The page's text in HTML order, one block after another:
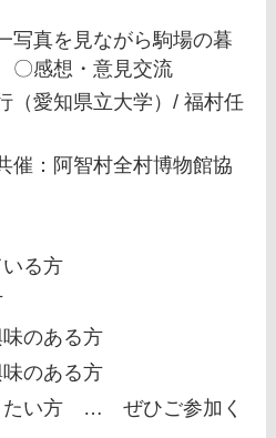
写真を見ながら駒場の暮
〇感想・意見交流
（愛知県立大学）/ 福村任
：阿智村全村博物館協
いる方
味のある方
味のある方
たい方 … ぜひご参加く